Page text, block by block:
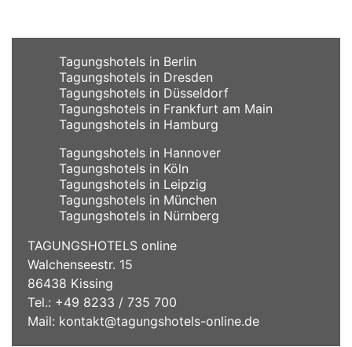
Tagungshotels in Berlin
Tagungshotels in Dresden
Tagungshotels in Düsseldorf
Tagungshotels in Frankfurt am Main
Tagungshotels in Hamburg
Tagungshotels in Hannover
Tagungshotels in Köln
Tagungshotels in Leipzig
Tagungshotels in München
Tagungshotels in Nürnberg
TAGUNGSHOTELS online
Walchenseestr. 15
86438 Kissing
Tel.: +49 8233 / 735 700
Mail: kontakt@tagungshotels-online.de